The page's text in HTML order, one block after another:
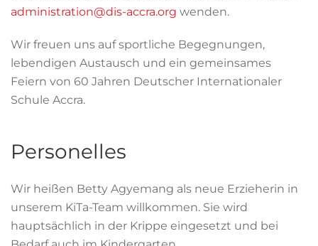
administration@dis-accra.org wenden.
Wir freuen uns auf sportliche Begegnungen,
lebendigen Austausch und ein gemeinsames
Feiern von 60 Jahren Deutscher Internationaler
Schule Accra.
Personelles
Wir heißen Betty Agyemang als neue Erzieherin in
unserem KiTa-Team willkommen. Sie wird
hauptsächlich in der Krippe eingesetzt und bei